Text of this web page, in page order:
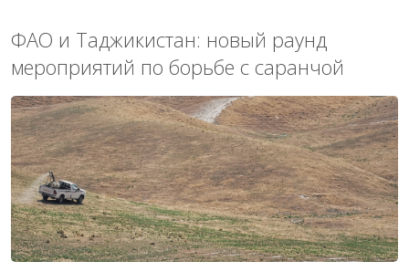
ФАО и Таджикистан: новый раунд
мероприятий по борьбе с саранчой